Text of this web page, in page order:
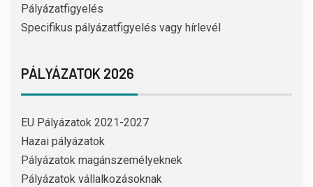
Pályázatfigyelés
Specifikus pályázatfigyelés vagy hírlevél
PÁLYÁZATOK 2026
EU Pályázatok 2021-2027
Hazai pályázatok
Pályázatok magánszemélyeknek
Pályázatok vállalkozásoknak